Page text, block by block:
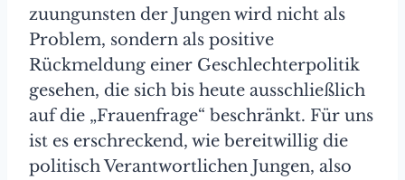
zuungunsten der Jungen wird nicht als
Problem, sondern als positive
Rückmeldung einer Geschlechterpolitik
gesehen, die sich bis heute ausschließlich
auf die „Frauenfrage“ beschränkt. Für uns
ist es erschreckend, wie bereitwillig die
politisch Verantwortlichen Jungen, also